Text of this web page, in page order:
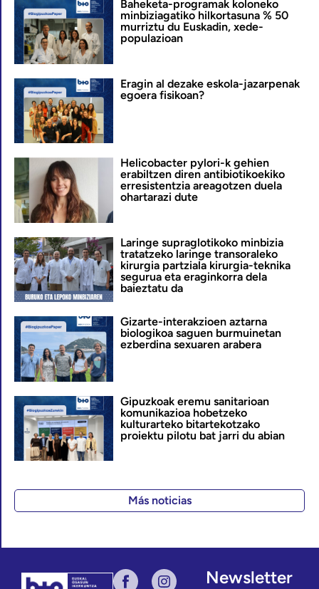
Baheketa-programak koloneko
minbiziagatiko hilkortasuna % 50
murriztu du Euskadin, xede-
populazioan
Eragin al dezake eskola-jazarpenak
egoera fisikoan?
Helicobacter pylori-k gehien
erabiltzen diren antibiotikoekiko
erresistentzia areagotzen duela
ohartarazi dute
Laringe supraglotikoko minbizia
tratatzeko laringe transoraleko
kirurgia partziala kirurgia-teknika
segurua eta eraginkorra dela
baieztatu da
Gizarte-interakzioen aztarna
biologikoa saguen burmuinetan
ezberdina sexuaren arabera
Gipuzkoak eremu sanitarioan
komunikazioa hobetzeko
kulturarteko bitartekotzako
proiektu pilotu bat jarri du abian
Más noticias
Newsletter